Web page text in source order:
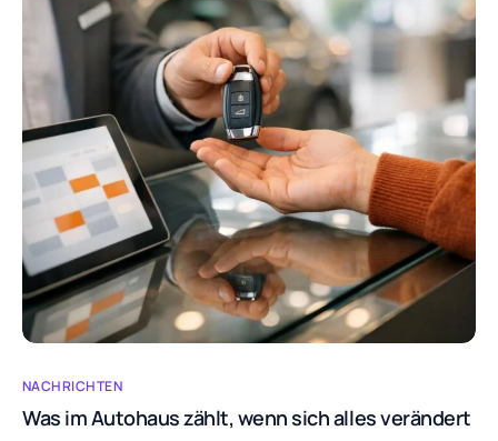
NACHRICHTEN
Was im Autohaus zählt, wenn sich alles verändert